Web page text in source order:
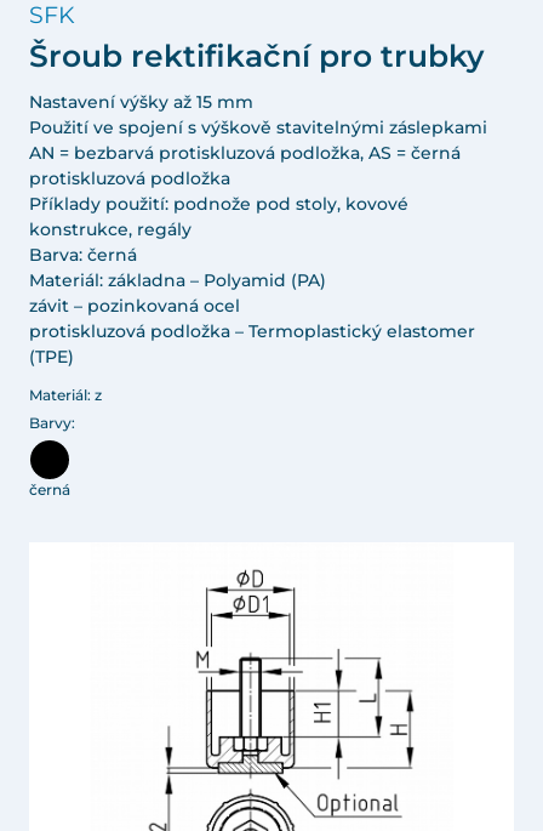
SFK
Šroub rektifikační pro trubky
Nastavení výšky až 15 mm
Použití ve spojení s výškově stavitelnými záslepkami
AN = bezbarvá protiskluzová podložka, AS = černá
protiskluzová podložka
Příklady použití: podnože pod stoly, kovové
konstrukce, regály
Barva: černá
Materiál: základna – Polyamid (PA)
závit – pozinkovaná ocel
protiskluzová podložka – Termoplastický elastomer
(TPE)
Materiál: z
Barvy:
černá